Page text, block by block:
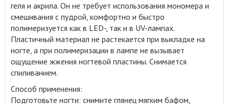
геля и акрила. Он не требует использования мономера и
смешивания с пудрой, комфортно и быстро
полимеризуется как в LED-, так и в UV-лампах.
Пластичный материал не растекается при выкладке на
ногте, а при полимеризации в лампе не вызывает
ощущение жжения ногтевой пластины. Снимается
спиливанием.
Способ применения:
Подготовьте ногти: снимите глянец мягким бафом,